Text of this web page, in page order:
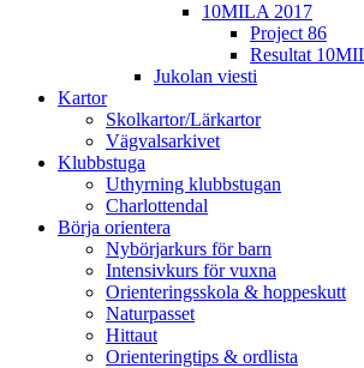
10MILA 2017
Project 86
Resultat
Jukolan viesti
Kartor
Skolkartor/Lärkartor
Vägvalsarkivet
Klubbstuga
Uthyrning klubbstugan
Charlottendal
Börja orientera
Nybörjarkurs för barn
Intensivkurs för vuxna
Orienteringsskola & hoppeskutt
Naturpasset
Hittaut
Orienteringtips & ordlista